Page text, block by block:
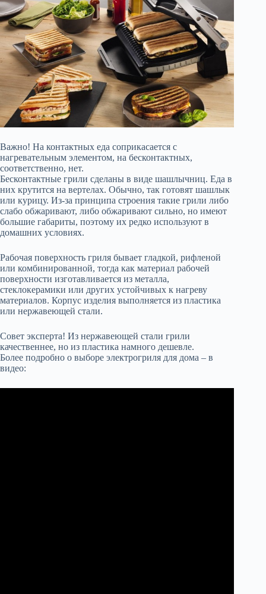
Важно! На контактных еда соприкасается с
нагревательным элементом, на бесконтактных,
соответственно, нет.
Бесконтактные грили сделаны в виде шашлычниц. Еда в
них крутится на вертелах. Обычно, так готовят шашлык
или курицу. Из-за принципа строения такие грили либо
слабо обжаривают, либо обжаривают сильно, но имеют
большие габариты, поэтому их редко используют в
домашних условиях.
Рабочая поверхность гриля бывает гладкой, рифленой
или комбинированной, тогда как материал рабочей
поверхности изготавливается из металла,
стеклокерамики или других устойчивых к нагреву
материалов. Корпус изделия выполняется из пластика
или нержавеющей стали.
Совет эксперта! Из нержавеющей стали грили
качественнее, но из пластика намного дешевле.
Более подробно о выборе электрогриля для дома – в
видео: